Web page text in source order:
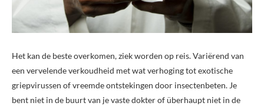
Het kan de beste overkomen, ziek worden op reis. Variërend van
een vervelende verkoudheid met wat verhoging tot exotische
griepvirussen of vreemde ontstekingen door insectenbeten. Je
bent niet in de buurt van je vaste dokter of überhaupt niet in de